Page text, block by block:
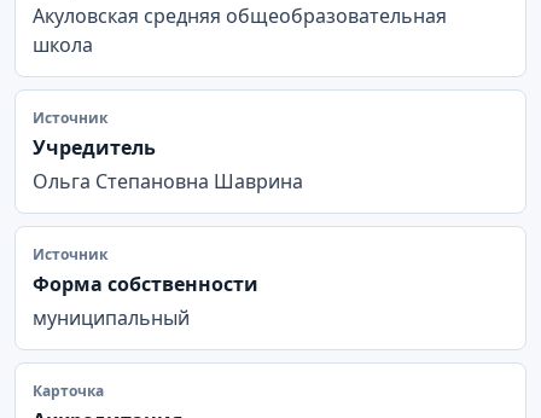
Акуловская средняя общеобразовательная
школа
Источник
Учредитель
Ольга Степановна Шаврина
Источник
Форма собственности
муниципальный
Карточка